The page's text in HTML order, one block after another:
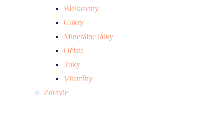
Bielkoviny
Cukry
Minerálne látky
Očista
Tuky
Vitamíny
Zdravie